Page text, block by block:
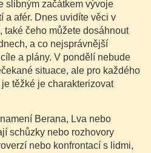
slibným začátkem vývoje
a afér. Dnes uvidíte věci v
také čeho můžete dosáhnout
a co nejsprávnější
a plány. V pondělí nebude
situace, ale pro každého
těžké je charakterizovat
Berana, Lva nebo
schůzky nebo rozhovory
nebo konfrontací s lidmi,